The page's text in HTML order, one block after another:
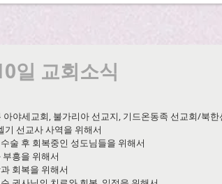
일 교회소식
아야세교회, 불가리아 선교지, 기드온동족 선교회/북
기 선교사 사역을 위해서
수술 후 회복중인 성도님들을 위해서
부흥을 위해서
과 회복을 위해서